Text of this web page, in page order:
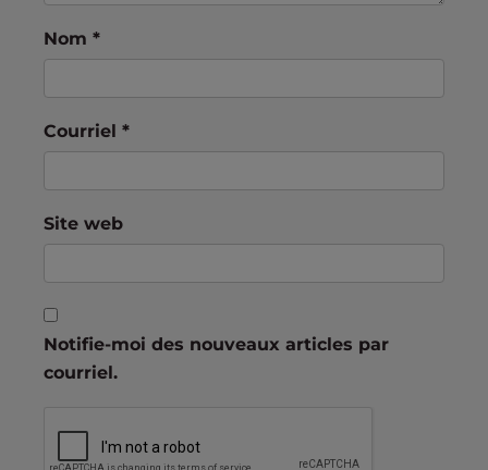
Nom *
Courriel *
Site web
Notifie-moi des nouveaux articles par
courriel.